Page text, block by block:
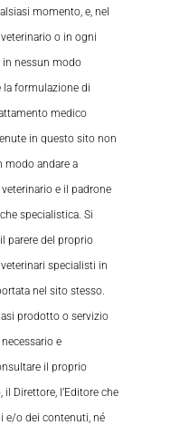
momento, e, nel
o in ogni
in nessun modo
formulazione di
medico
in questo sito non
modo andare a
e il padrone
specialistica. Si
parere del proprio
specialisti in
nel sito stesso.
prodotto o servizio
e
il proprio
Direttore, l’Editore che
e/o dei contenuti, né